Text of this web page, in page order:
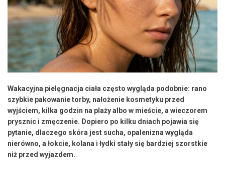
Wakacyjna pielęgnacja ciała często wygląda podobnie: rano
szybkie pakowanie torby, nałożenie kosmetyku przed
wyjściem, kilka godzin na plaży albo w mieście, a wieczorem
prysznic i zmęczenie. Dopiero po kilku dniach pojawia się
pytanie, dlaczego skóra jest sucha, opalenizna wygląda
nierówno, a łokcie, kolana i łydki stały się bardziej szorstkie
niż przed wyjazdem.